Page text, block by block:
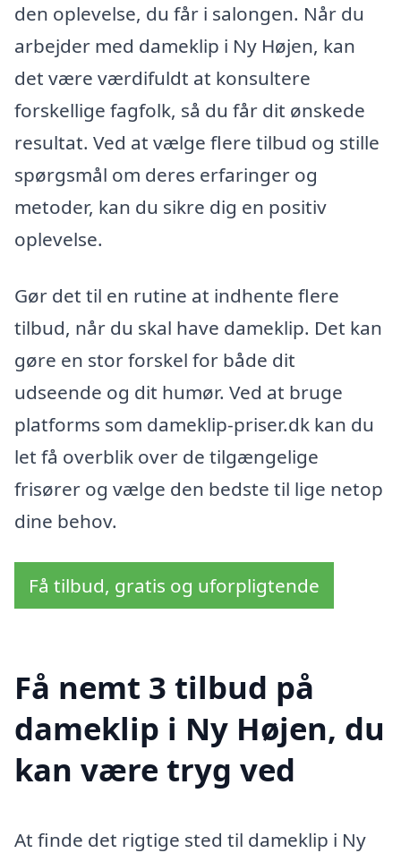
den oplevelse, du får i salongen. Når du
arbejder med dameklip i Ny Højen, kan
det være værdifuldt at konsultere
forskellige fagfolk, så du får dit ønskede
resultat. Ved at vælge flere tilbud og stille
spørgsmål om deres erfaringer og
metoder, kan du sikre dig en positiv
oplevelse.
Gør det til en rutine at indhente flere
tilbud, når du skal have dameklip. Det kan
gøre en stor forskel for både dit
udseende og dit humør. Ved at bruge
platforms som dameklip-priser.dk kan du
let få overblik over de tilgængelige
frisører og vælge den bedste til lige netop
dine behov.
Få tilbud, gratis og uforpligtende
Få nemt 3 tilbud på
dameklip i Ny Højen, du
kan være tryg ved
At finde det rigtige sted til dameklip i Ny